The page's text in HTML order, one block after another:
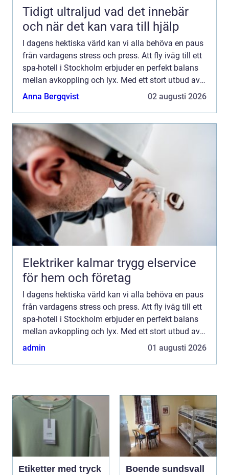
Tidigt ultraljud vad det innebär
och när det kan vara till hjälp
I dagens hektiska värld kan vi alla behöva en paus
från vardagens stress och press. Att fly iväg till ett
spa-hotell i Stockholm erbjuder en perfekt balans
mellan avkoppling och lyx. Med ett stort utbud av
spa-behandlingar och sp...
Anna Bergqvist 02 augusti 2026
Elektriker kalmar trygg elservice
för hem och företag
I dagens hektiska värld kan vi alla behöva en paus
från vardagens stress och press. Att fly iväg till ett
spa-hotell i Stockholm erbjuder en perfekt balans
mellan avkoppling och lyx. Med ett stort utbud av
spa-behandlingar och sp...
admin 01 augusti 2026
Etiketter med tryck
Boende sundsvall